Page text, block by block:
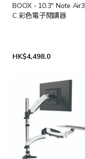
BOOX - 10.3" Note Air3
C 彩色電子閱讀器
HK$4,498.0